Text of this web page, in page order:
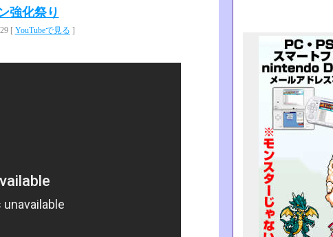
強化祭り
[ YouTubeで見る ]